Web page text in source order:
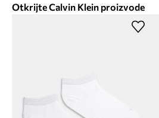
Otkrijte Calvin Klein proizvode